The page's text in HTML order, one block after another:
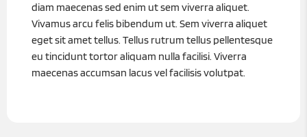
diam maecenas sed enim ut sem viverra aliquet.
Vivamus arcu felis bibendum ut. Sem viverra aliquet
eget sit amet tellus. Tellus rutrum tellus pellentesque
eu tincidunt tortor aliquam nulla facilisi. Viverra
maecenas accumsan lacus vel facilisis volutpat.